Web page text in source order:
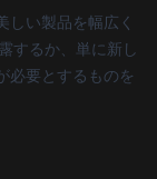
しい製品を幅広く
するか、単に新し
必要とするものを